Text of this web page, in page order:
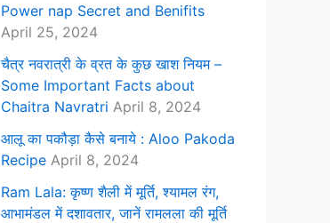
Power nap Secret and Benifits
April 25, 2024
चैत्र नवरात्री के व्रत के कुछ खाश नियम –
Some Important Facts about
Chaitra Navratri April 8, 2024
आलू का पकौड़ा कैसे बनाये : Aloo Pakoda
Recipe April 8, 2024
Ram Lala: कृष्ण शैली में मूर्ति, श्यामल रंग,
आभामंडल में दशावतार, जानें रामलला की मूर्ति